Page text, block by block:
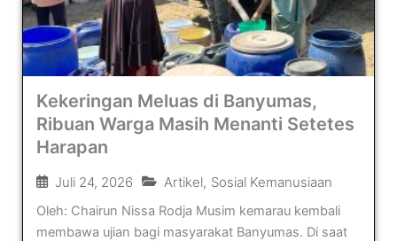
Kekeringan Meluas di Banyumas,
Ribuan Warga Masih Menanti Setetes
Harapan
Juli 24, 2026 Artikel, Sosial Kemanusiaan
Oleh: Chairun Nissa Rodja Musim kemarau kembali
membawa ujian bagi masyarakat Banyumas. Di saat